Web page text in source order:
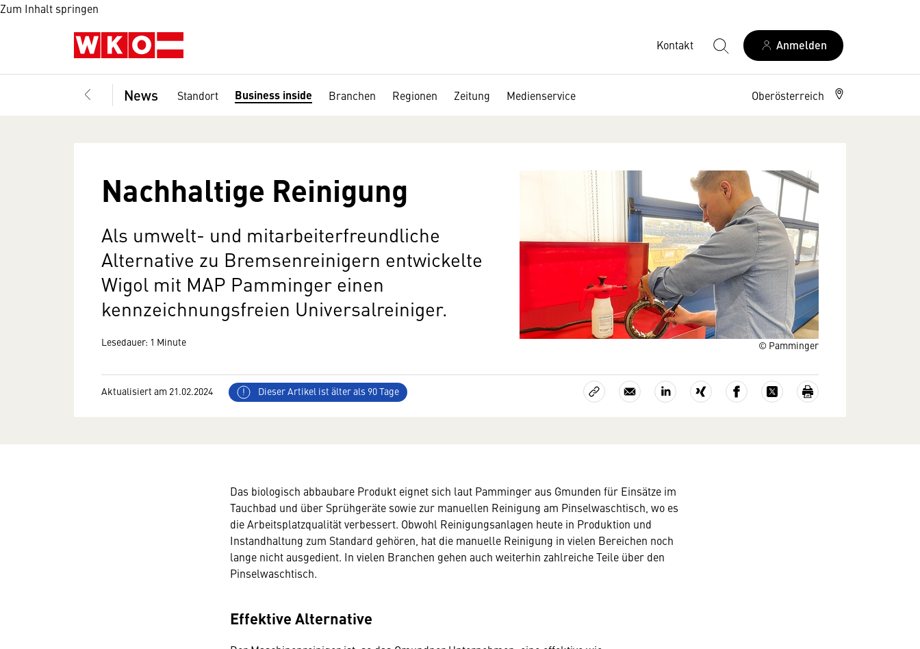
Zum Inhalt springen
Kontakt Anmelden
News Standort Business inside Branchen Regionen Zeitung Medienservice Oberösterreich
© Pamminger
Nachhaltige Reinigung
Als umwelt- und mitarbeiterfreundliche
Alternative zu Bremsenreinigern entwickelte
Wigol mit MAP Pamminger einen
kennzeichnungsfreien Universalreiniger.
Lesedauer: 1 Minute
Aktualisiert am 21.02.2024 Dieser Artikel ist älter als 90 Tage
Das biologisch abbaubare Produkt eignet sich laut Pamminger aus Gmunden für Einsätze im
Tauchbad und über Sprühgeräte sowie zur manuellen Reinigung am Pinselwaschtisch, wo es
die Arbeitsplatzqualität verbessert. Obwohl Reinigungsanlagen heute in Produktion und
Instandhaltung zum Standard gehören, hat die manuelle Reinigung in vielen Bereichen noch
lange nicht ausgedient. In vielen Branchen gehen auch weiterhin zahlreiche Teile über den
Pinselwaschtisch.
Effektive Alternative